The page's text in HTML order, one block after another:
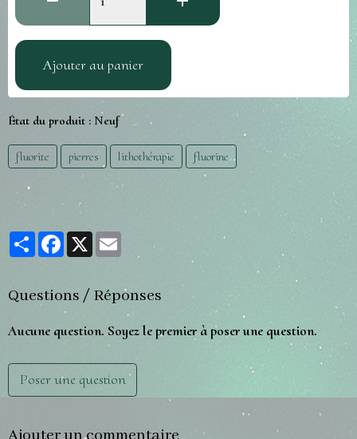
Ajouter au panier
État du produit : Neuf
fluorite pierres lithothérapie fluorine
PartagerFacebook
X
Questions / Réponses
Aucune question. Soyez le premier à poser une question.
Poser une question